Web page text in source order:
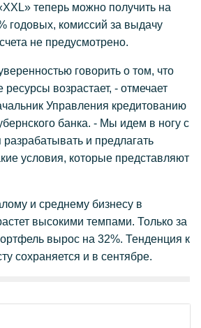
теперь можно получить на
годовых, комиссий за выдачу
не предусмотрено.
говорить о том, что
возрастает, - отмечает
Управления кредитованию
банка. - Мы идем в ногу с
и предлагать
условия, которые представляют
и среднему бизнесу в
высокими темпами. Только за
вырос на 32%. Тенденция к
сохраняется и в сентябре.